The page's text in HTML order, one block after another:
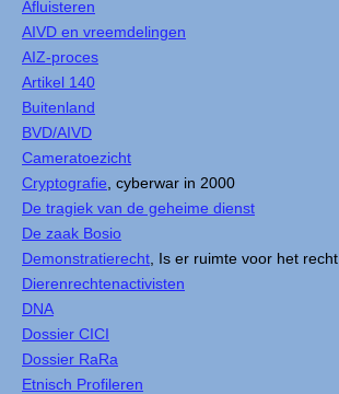
Afluisteren
AIVD en vreemdelingen
AIZ-proces
Artikel 140
Buitenland
BVD/AIVD
Cameratoezicht
Cryptografie , cyberwar in 2000
De tragiek van de geheime dienst
De zaak Bosio
Demonstratierecht , Is er ruimte voor het recht
Dierenrechtenactivisten
DNA
Dossier CICI
Dossier RaRa
Etnisch Profileren